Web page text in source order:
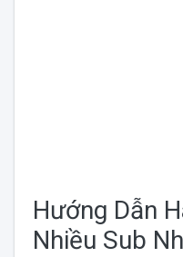
Hướng Dẫn
Nhiều Sub